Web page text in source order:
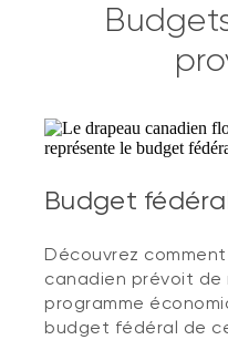
Budget
Découvrez
canadien prévoit
programme
budget fédéral de